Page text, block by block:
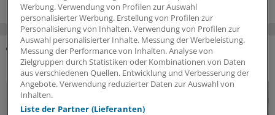
DAS KÖNNTE SIE AUCH INTERESSIEREN
Werbung. Verwendung von Profilen zur Auswahl
personalisierter Werbung. Erstellung von Profilen zur
Personalisierung von Inhalten. Verwendung von Profilen zur
Auswahl personalisierter Inhalte. Messung der Werbeleistung.
Messung der Performance von Inhalten. Analyse von
Zielgruppen durch Statistiken oder Kombinationen von Daten
aus verschiedenen Quellen. Entwicklung und Verbesserung der
Angebote. Verwendung reduzierter Daten zur Auswahl von
Inhalten.
Liste der Partner (Lieferanten)